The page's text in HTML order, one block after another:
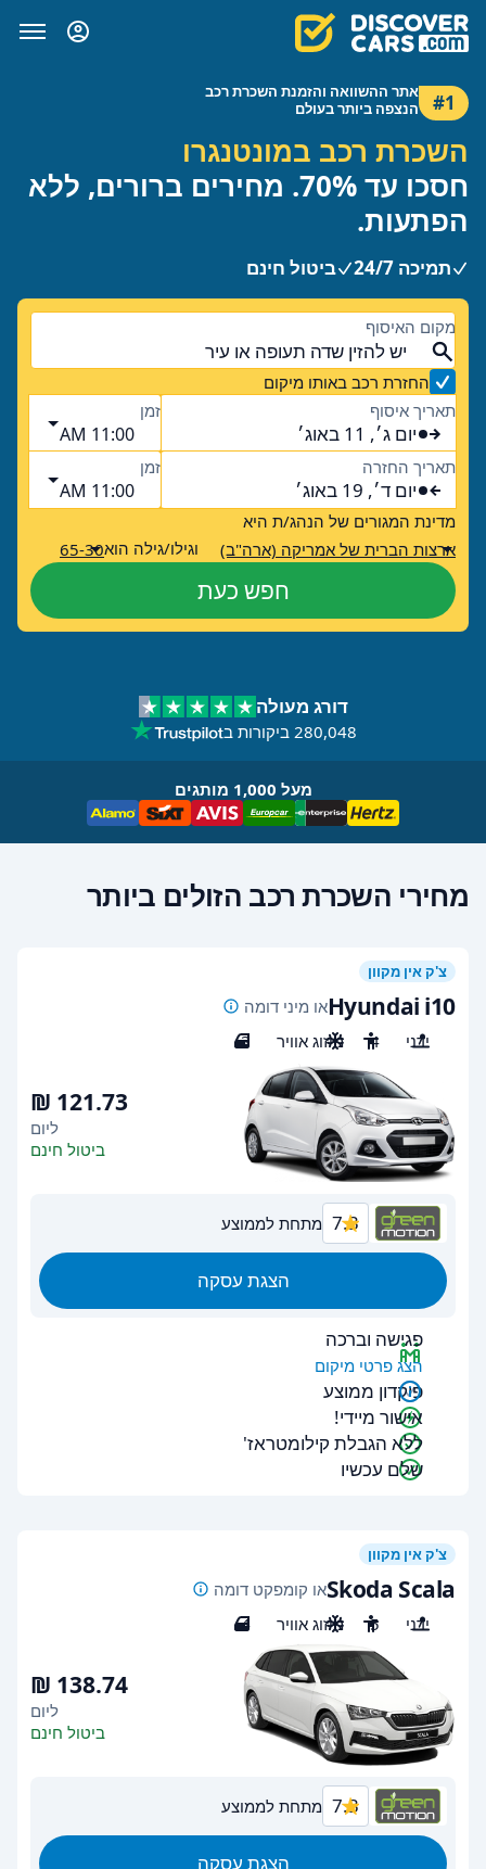
#1
אתר ההשוואה והזמנת השכרת רכב
הנצפה ביותר בעולם
השכרת רכב במונטנגרו
חסכו עד 70%. מחירים ברורים, ללא
הפתעות.
תמיכה 24/7 ביטול חינם
מקום האיסוף
החזרת רכב באותו מיקום
תאריך איסוף
יום ג׳, 11 באוג׳
זמן
11:00 AM
תאריך החזרה
יום ד׳, 19 באוג׳
זמן
11:00 AM
מדינת המגורים של הנהג/ת היא
ארצות הברית של אמריקה (ארה"ב)
וגילו/גילה הוא65-30
חפש כעת
דורג מעולה
280,048 ביקורות ב
מעל 1,000 מותגים
מחירי השכרת רכב הזולים ביותר
צ'ק אין מקוון
Hyundai i10או מיני דומה
ידני
4 מיזוג אוויר 3
ליום
ביטול חינם
7.3 מתחת לממוצע
הצגת עסקה
פגישה וברכה
הצג פרטי מיקום
פיקדון ממוצע
אישור מיידי!
ללא הגבלת קילומטראז'
שלם עכשיו
צ'ק אין מקוון
Skoda Scalaאו קומפקט דומה
ידני
5 מיזוג אוויר 4
ליום
ביטול חינם
7.3 מתחת לממוצע
הצגת עסקה